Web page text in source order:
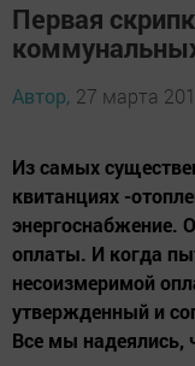
Первая
Автор, 27 марта
Из самых
квитанциях -
энергоснабжение.
оплаты. И когда
несоизмеримой
утвержденный и
Все мы надеялись,